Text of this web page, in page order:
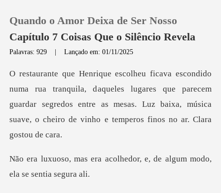
0
Sair
Quando o Amor Deixa de Ser Nosso
Capítulo 7 Coisas Que o Silêncio Revela
Palavras: 929 |Lançado em: 01/11/2025
aqueles lugares que parecem
guardar segredos entre as mesas. Luz baixa, mú
colhedor, e, de algum modo